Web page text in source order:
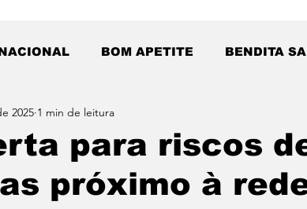
BOM APETITE BENDITA
para riscos
próximo à
2025 1 min de leitura